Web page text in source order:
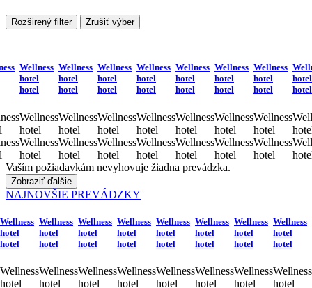
Rozširený filter Zrušiť výber
Wellness
hotel
hotel
Wellness
hotel
Wellness
hotel
Wellness
hotel
hotel
Wellness
hotel
Wellness
hotel
Wellness
hotel
hotel
Wellness
hotel
Wellness
hotel
Wellness
hotel
hotel
Wellness
hotel
Wellness
hotel
Wellness
hotel
hotel
Wellness
hotel
Wellness
hotel
Wellness
hotel
hotel
Wellness
hotel
Wellness
hotel
Wellness
hotel
hotel
Wellness
hotel
Wellness
hotel
hotel
hotel
Vaším požiadavkám nevyhovuje žiadna prevádzka.
Zobraziť ďalšie
NAJNOVŠIE PREVÁDZKY
Wellness
hotel
hotel
Wellness
hotel
Wellness
hotel
hotel
Wellness
hotel
Wellness
hotel
hotel
Wellness
hotel
Wellness
hotel
hotel
Wellness
hotel
Wellness
hotel
hotel
Wellness
hotel
Wellness
hotel
hotel
Wellness
hotel
Wellness
hotel
hotel
Wellness
hotel
Wellness
hotel
hotel
Wellness
hotel